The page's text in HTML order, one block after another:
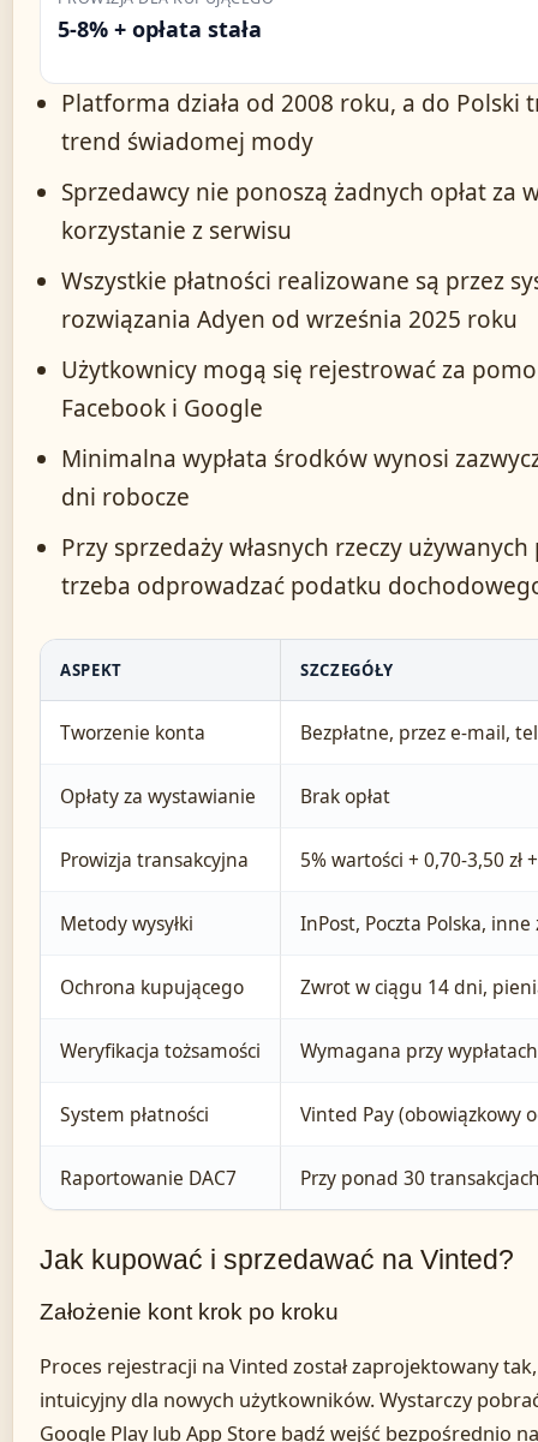
5-8% + opłata stała
Platforma działa od 2008 roku, a do
trend świadomej mody
Sprzedawcy nie ponoszą żadnych opłat
korzystanie z serwisu
Wszystkie płatności realizowane są przez
rozwiązania Adyen od września 2025 roku
Użytkownicy mogą się rejestrować za
Facebook i Google
Minimalna wypłata środków wynosi
dni robocze
Przy sprzedaży własnych rzeczy
trzeba odprowadzać podatku
ASPEKT SZCZEGÓŁY
Tworzenie konta Bezpłatne, przez e-mail,
Opłaty za wystawianie Brak opłat
Prowizja transakcyjna 5% wartości + 0,70-3,50 zł
Metody wysyłki InPost, Poczta Polska,
Ochrona kupującego Zwrot w ciągu 14 dni,
Weryfikacja tożsamości Wymagana przy
System płatności Vinted Pay (obowiązkowy
Raportowanie DAC7 Przy ponad 30
Jak kupować i sprzedawać na Vinted?
Założenie kont krok po kroku
Proces rejestracji na Vinted został zaprojektowany
intuicyjny dla nowych użytkowników. Wystarczy
Google Play lub App Store bądź wejść bezpośrednio